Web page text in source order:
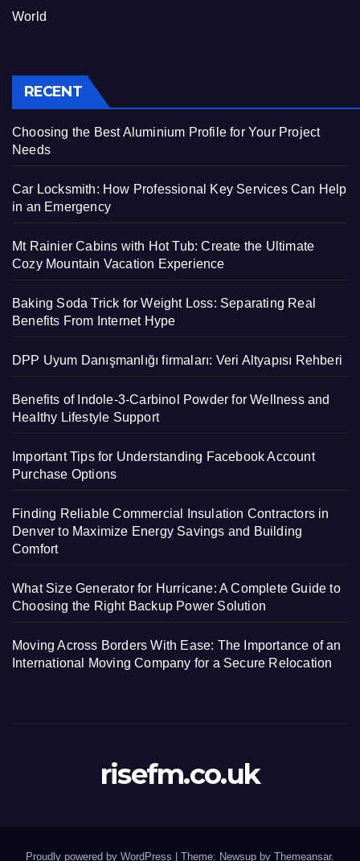
World
RECENT
Choosing the Best Aluminium Profile for Your Project
Needs
Car Locksmith: How Professional Key Services Can Help
in an Emergency
Mt Rainier Cabins with Hot Tub: Create the Ultimate
Cozy Mountain Vacation Experience
Baking Soda Trick for Weight Loss: Separating Real
Benefits From Internet Hype
DPP Uyum Danışmanlığı firmaları: Veri Altyapısı Rehberi
Benefits of Indole-3-Carbinol Powder for Wellness and
Healthy Lifestyle Support
Important Tips for Understanding Facebook Account
Purchase Options
Finding Reliable Commercial Insulation Contractors in
Denver to Maximize Energy Savings and Building
Comfort
What Size Generator for Hurricane: A Complete Guide to
Choosing the Right Backup Power Solution
Moving Across Borders With Ease: The Importance of an
International Moving Company for a Secure Relocation
risefm.co.uk
Proudly powered by WordPress Theme: Newsup by Themeansar.